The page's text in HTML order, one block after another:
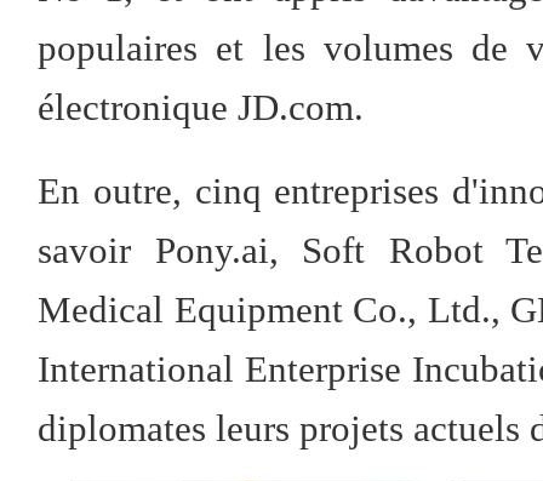
populaires et les volumes de
électronique JD.com.
En outre, cinq entreprises
savoir Pony.ai, Soft Robot
Medical Equipment Co., Ltd.,
International Enterprise
diplomates leurs projets actuels